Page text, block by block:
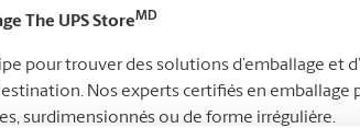
The UPS StoreMD
pour trouver des solutions d’emballage et
Nos experts certifiés en
surdimensionnés ou de forme irrégulière.